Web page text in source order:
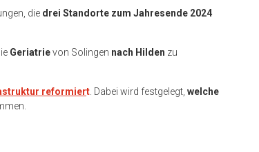
die drei Standorte zum Jahresende 2024
Geriatrievon Solingen nach Hilden zu
reformiert . Dabei wird festgelegt, welche